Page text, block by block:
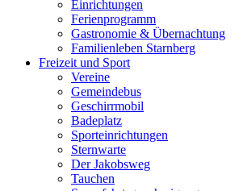
Einrichtungen
Ferienprogramm
Gastronomie & Übernachtung
Familienleben Starnberg
Freizeit und Sport
Vereine
Gemeindebus
Geschirrmobil
Badeplatz
Sporteinrichtungen
Sternwarte
Der Jakobsweg
Tauchen